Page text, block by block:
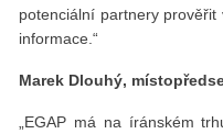
potenciální partnery
informace.“
Marek Dlouhý,
„EGAP má na íránském